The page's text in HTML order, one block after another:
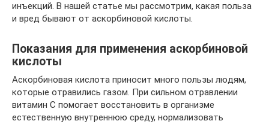
инъекций. В нашей статье мы рассмотрим, какая польза
и вред бывают от аскорбиновой кислоты.
Показания для применения аскорбиновой
кислоты
Аскорбиновая кислота приносит много пользы людям,
которые отравились газом. При сильном отравлении
витамин С помогает восстановить в организме
естественную внутреннюю среду, нормализовать